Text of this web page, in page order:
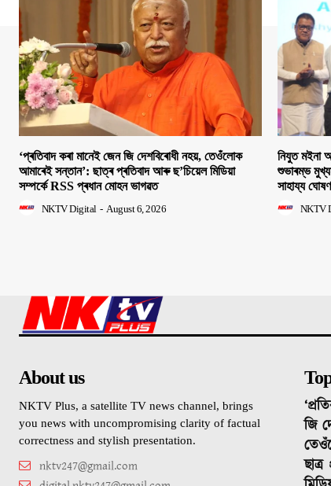
‘প্ৰতিবাদ কৰা মানেই জেন জি দেশবিৰোধী নহয়, তেওঁলোক
আমাৰেই সন্তান’: ছাত্ৰ প্ৰতিবাদ আৰু ছ’চিয়েল মিডিয়া
সম্পৰ্কে RSS প্ৰধান মোহন ভাগৱত
NKTV Digital - August 6, 2026
নিযুত মইনা
শুভাৰম্ভ
সাহায্য
NKTV
About us
NKTV Plus, a satellite TV news channel, brings
you news with uncompromising clarity of factual
correctness and stylish presentation.
nktv247@gmail.com
জি